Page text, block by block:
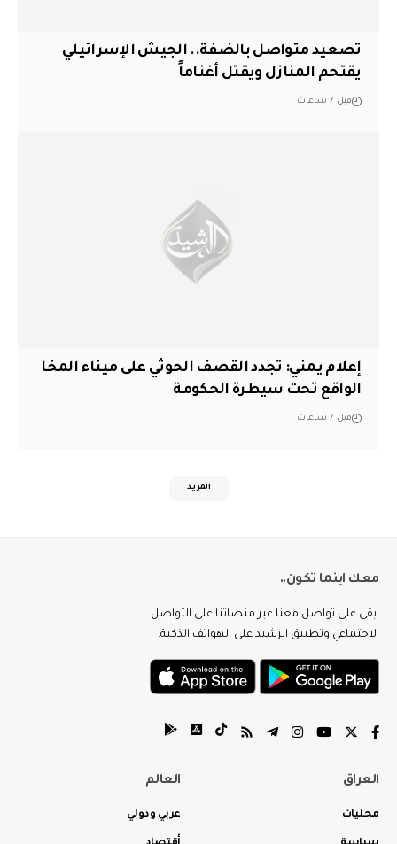
تصعيد متواصل بالضفة.. الجيش الإسرائيلي
يقتحم المنازل ويقتل أغناماً
قبل 7 ساعات
إعلام يمني: تجدد القصف الحوثي على ميناء المخا
الواقع تحت سيطرة الحكومة
قبل 7 ساعات
المزيد
معك اينما تكون..
ابقى على تواصل معنا عبر منصاتنا على التواصل
الاجتماعي وتطبيق الرشيد على الهواتف الذكية.
العراق
محليات
العالم
عربي ودولي